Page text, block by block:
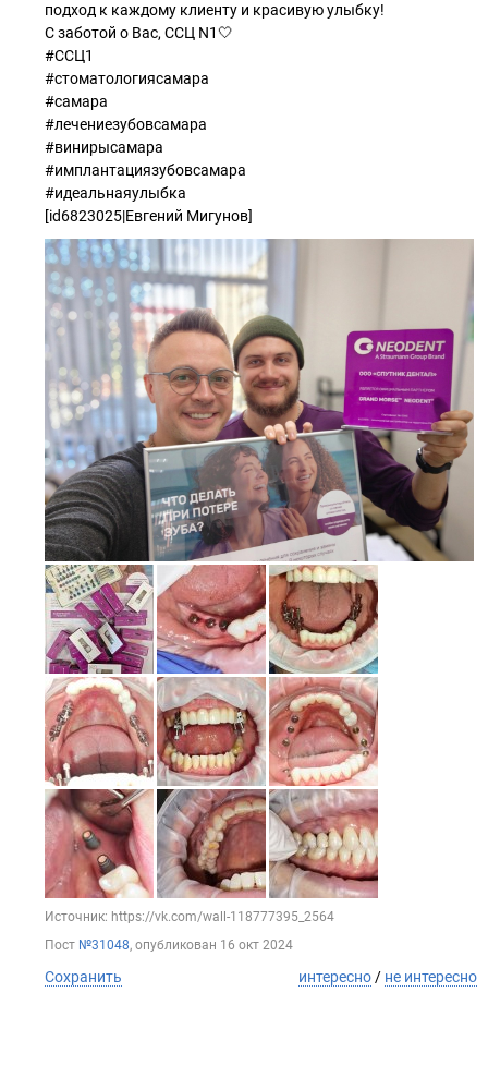
подход к каждому клиенту и красивую улыбку!
С заботой о Вас, ССЦ N1🤍
#ССЦ1
#стоматологиясамара
#самара
#лечениезубовсамара
#винирысамара
#имплантациязубовсамара
#идеальнаяулыбка
[id6823025|Евгений Мигунов]
Источник: https://vk.com/wall-118777395_2564
Пост №31048, опубликован 16 окт 2024
Сохранить интересно / не интересно